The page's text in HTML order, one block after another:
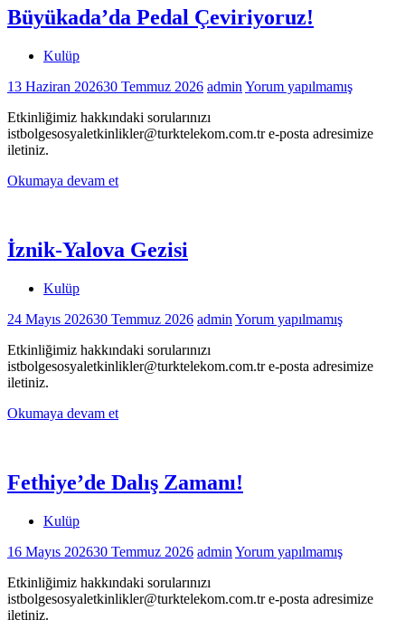
Büyükada’da Pedal Çeviriyoruz!
Kulüp
13 Haziran 202630 Temmuz 2026 admin Yorum yapılmamış
Etkinliğimiz hakkındaki sorularınızı
istbolgesosyaletkinlikler@turktelekom.com.tr e-posta adresimize
iletiniz.
Okumaya devam et
İznik-Yalova Gezisi
Kulüp
24 Mayıs 202630 Temmuz 2026 admin Yorum yapılmamış
Etkinliğimiz hakkındaki sorularınızı
istbolgesosyaletkinlikler@turktelekom.com.tr e-posta adresimize
iletiniz.
Okumaya devam et
Fethiye’de Dalış Zamanı!
Kulüp
16 Mayıs 202630 Temmuz 2026 admin Yorum yapılmamış
Etkinliğimiz hakkındaki sorularınızı
istbolgesosyaletkinlikler@turktelekom.com.tr e-posta adresimize
iletiniz.